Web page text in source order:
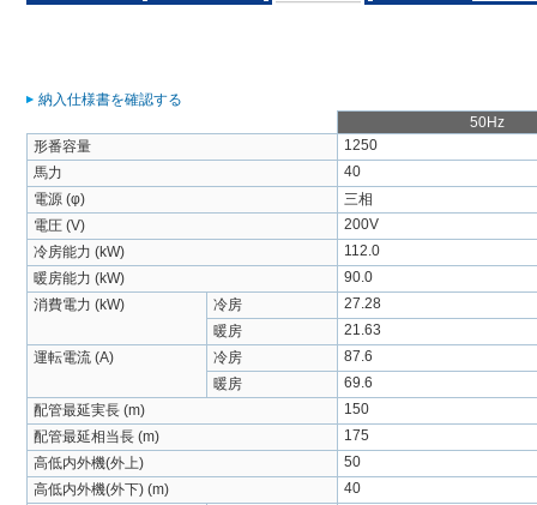
納入仕様書を確認する
50Hz
形番容量
1250
馬力
40
電源 (φ)
三相
電圧 (V)
200V
冷房能力 (kW)
112.0
暖房能力 (kW)
90.0
消費電力 (kW)
冷房
27.28
暖房
21.63
運転電流 (A)
冷房
87.6
暖房
69.6
配管最延実長 (m)
150
配管最延相当長 (m)
175
高低内外機(外上)
50
高低内外機(外下) (m)
40